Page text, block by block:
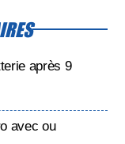
après 9
avec ou